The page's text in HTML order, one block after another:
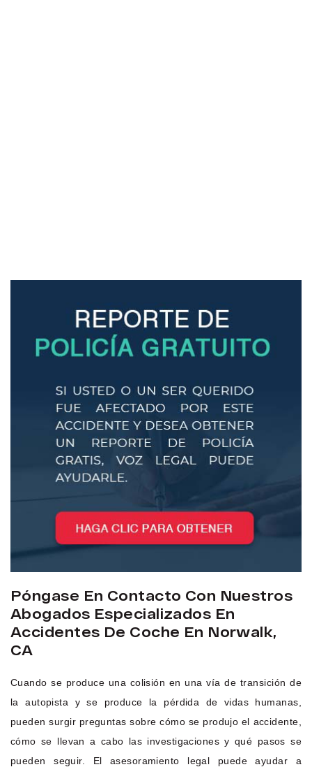
Póngase En Contacto Con Nuestros
Abogados Especializados En
Accidentes De Coche En Norwalk,
CA
Cuando se produce una colisión en una vía de transición de
la autopista y se produce la pérdida de vidas humanas,
pueden surgir preguntas sobre cómo se produjo el accidente,
cómo se llevan a cabo las investigaciones y qué pasos se
pueden seguir. El asesoramiento legal puede ayudar a